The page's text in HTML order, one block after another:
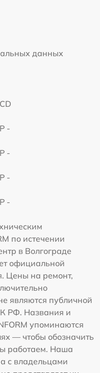
данных
-
-
-
-
по истечении
в Волгограде
официальной
Цены на ремонт,
являются публичной
РФ. Названия и
упоминаются
— чтобы обозначить
работаем. Наша
с владельцами